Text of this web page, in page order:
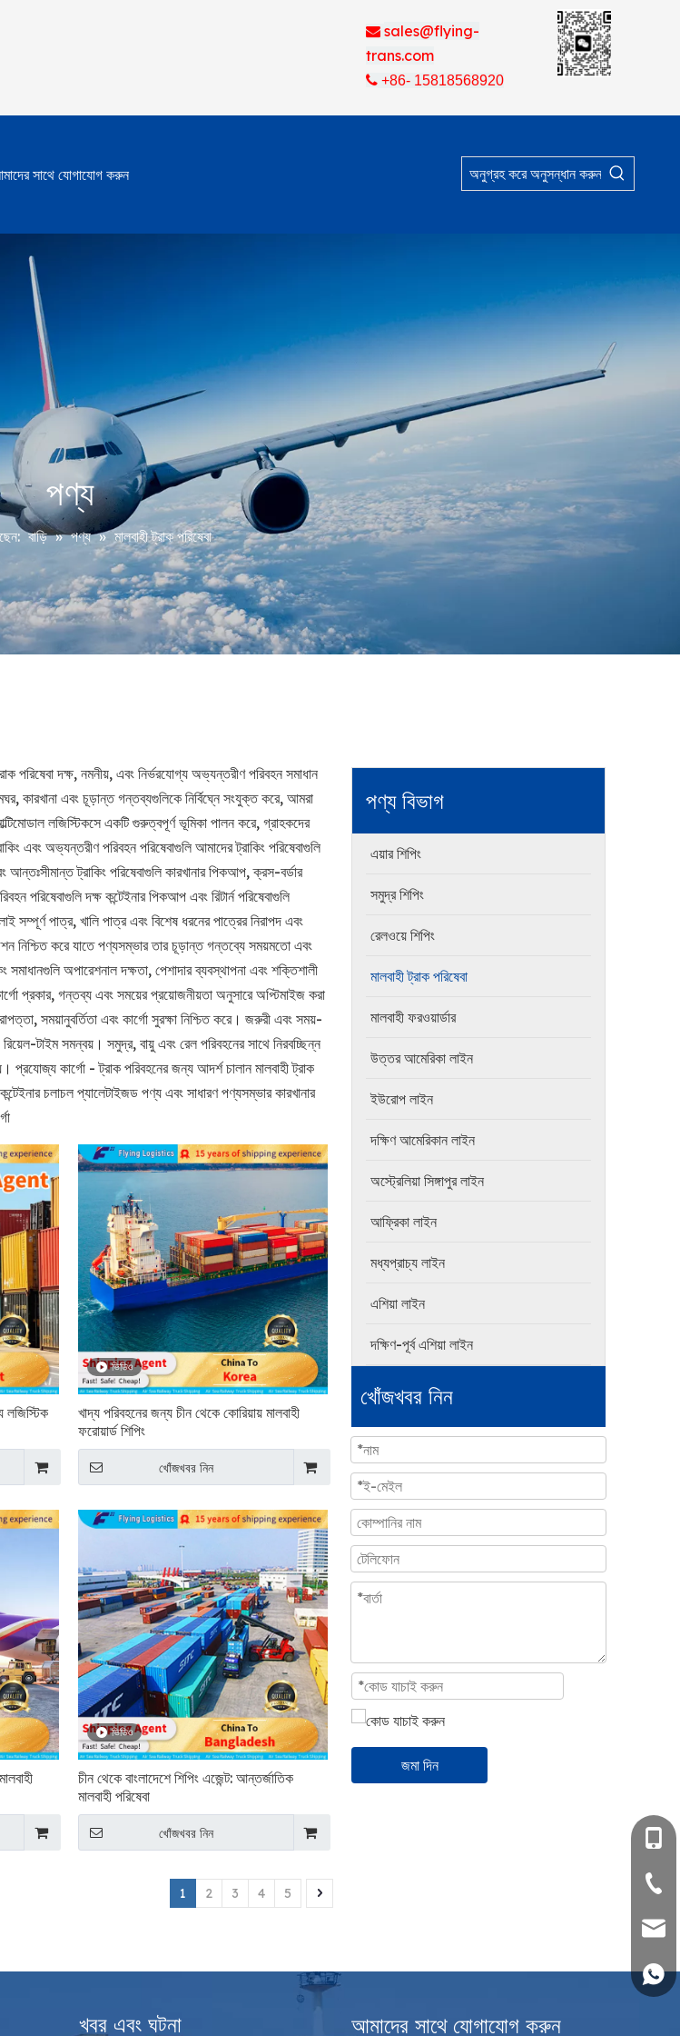
 sales@flying-
trans.com
+86- 15818568920
সাথে যোগাযোগ করুন
পণ্য
বাড়ি » পণ্য » মালবাহী ট্রাক পরিষেবা
পরিষেবা দক্ষ, নমনীয়, এবং নির্ভরযোগ্য অভ্যন্তরীণ পরিবহন সমাধান
কারখানা এবং চূড়ান্ত গন্তব্যগুলিকে নির্বিঘ্নে সংযুক্ত করে, আমরা
লজিস্টিকসে একটি গুরুত্বপূর্ণ ভূমিকা পালন করে, গ্রাহকদের
এবং অভ্যন্তরীণ পরিবহন পরিষেবাগুলি আমাদের ট্রাকিং পরিষেবাগুলি
আন্তঃসীমান্ত ট্রাকিং পরিষেবাগুলি কারখানার পিকআপ, ক্রস-বর্ডার
পরিষেবাগুলি দক্ষ কন্টেইনার পিকআপ এবং রিটার্ন পরিষেবাগুলি
সম্পূর্ণ পাত্র, খালি পাত্র এবং বিশেষ ধরনের পাত্রের নিরাপদ এবং
নিশ্চিত করে যাতে পণ্যসম্ভার তার চূড়ান্ত গন্তব্যে সময়মতো এবং
অপারেশনাল দক্ষতা, পেশাদার ব্যবস্থাপনা এবং শক্তিশালী
প্রকার, গন্তব্য এবং সময়ের প্রয়োজনীয়তা অনুসারে অপ্টিমাইজ করা
সময়ানুবর্তিতা এবং কার্গো সুরক্ষা নিশ্চিত করে। জরুরী এবং সময়-
টাইম সমন্বয়। সমুদ্র, বায়ু এবং রেল পরিবহনের সাথে নিরবচ্ছিন্ন
কার্গো - ট্রাক পরিবহনের জন্য আদর্শ চালান মালবাহী ট্রাক
চলাচল প্যালেটাইজড পণ্য এবং সাধারণ পণ্যসম্ভার কারখানার
লজিস্টিক
ভিডিও
খাদ্য পরিবহনের জন্য চীন থেকে কোরিয়ায় মালবাহী
ফরোয়ার্ড শিপিং
খোঁজখবর নিন
ভিডিও
চীন থেকে বাংলাদেশে শিপিং এজেন্ট: আন্তর্জাতিক
মালবাহী পরিষেবা
খোঁজখবর নিন
1 2 3 4 5
পণ্য বিভাগ
এয়ার শিপিং
সমুদ্র শিপিং
রেলওয়ে শিপিং
মালবাহী ট্রাক পরিষেবা
মালবাহী ফরওয়ার্ডার
উত্তর আমেরিকা লাইন
ইউরোপ লাইন
দক্ষিণ আমেরিকান লাইন
অস্ট্রেলিয়া সিঙ্গাপুর লাইন
আফ্রিকা লাইন
মধ্যপ্রাচ্য লাইন
এশিয়া লাইন
দক্ষিণ-পূর্ব এশিয়া লাইন
খোঁজখবর নিন
জমা দিন
খবর এবং ঘটনা আমাদের সাথে যোগাযোগ করুন
+86-
+৮৬